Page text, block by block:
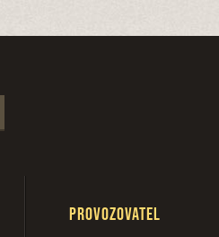
Provozovatel